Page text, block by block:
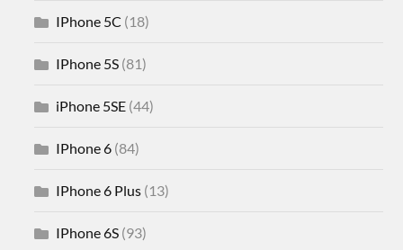
IPhone 5C (18)
IPhone 5S (81)
iPhone 5SE (44)
IPhone 6 (84)
IPhone 6 Plus (13)
IPhone 6S (93)